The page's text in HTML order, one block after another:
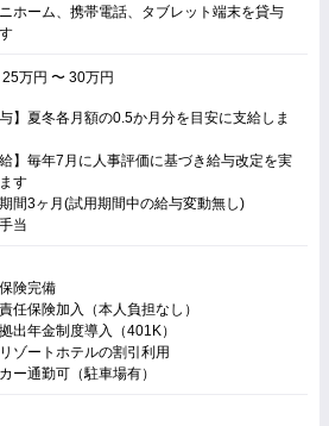
ニホーム、携帯電話、タブレット端末を貸与
25万円 〜 30万円
与】夏冬各月額の0.5か月分を目安に支給しま
給】毎年7月に人事評価に基づき給与改定を実
す
間3ヶ月(試用期間中の給与変動無し)
当
険完備
任保険加入（本人負担なし）
出年金制度導入（401K）
ゾートホテルの割引利用
ー通勤可（駐車場有）